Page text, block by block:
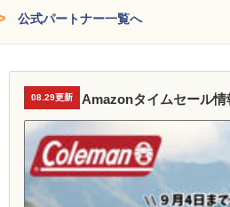
公式パートナー一覧へ
08.29更新 Amazonタイムセール情